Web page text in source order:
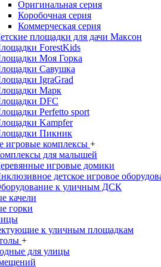
Оригинальная серия
Коробочная серия
Коммерческая серия
площадки для дачи Максон
ForestKids
Моя Горка
Савушка
IgraGrad
Марк
DFC
Perfetto sport
Kampfer
Пикник
игровые комплексы +
для малышей
игровые домики
детское игровое
к уличным ДСК
качели
горки
к уличным площадкам
+
для улицы